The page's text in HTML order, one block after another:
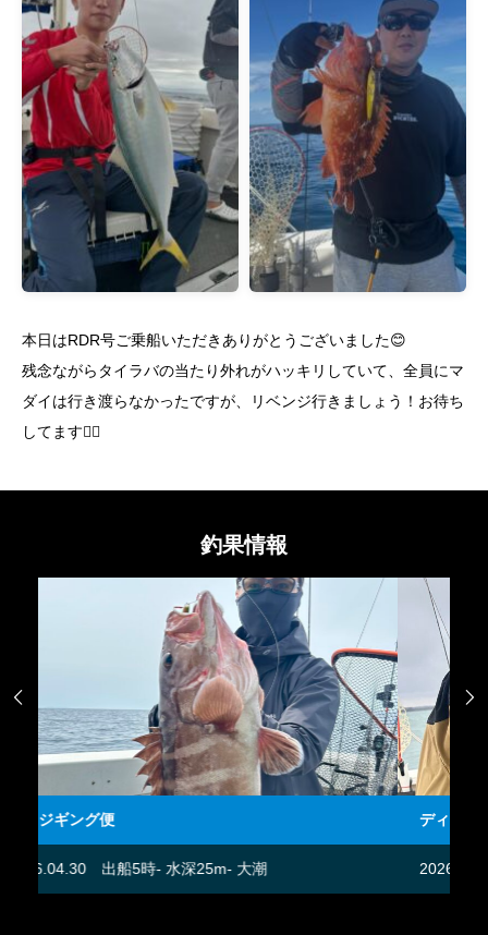
本日はRDR号ご乗船いただきありがとうございました😊
残念ながらタイラバの当たり外れがハッキリしていて、全員にマ
ダイは行き渡らなかったですが、リベンジ行きましょう！お待ち
してます🙇‍♂️
釣果情報
ディープタイラバ便
2026.04.28出船5時- 水深20m- 中潮
 